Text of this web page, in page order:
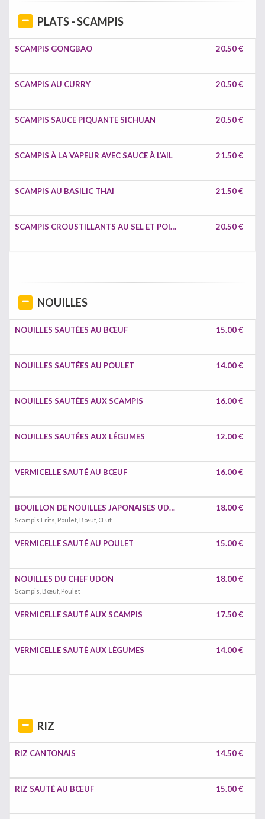
PLATS - SCAMPIS
SCAMPIS GONGBAO 20.50 €
SCAMPIS AU CURRY 20.50 €
SCAMPIS SAUCE PIQUANTE SICHUAN 20.50 €
SCAMPIS À LA VAPEUR AVEC SAUCE À L’AIL 21.50 €
SCAMPIS AU BASILIC THAÏ 21.50 €
SCAMPIS CROUSTILLANTS AU SEL ET POIVRE 20.50 €
NOUILLES
NOUILLES SAUTÉES AU BŒUF 15.00 €
NOUILLES SAUTÉES AU POULET 14.00 €
NOUILLES SAUTÉES AUX SCAMPIS 16.00 €
NOUILLES SAUTÉES AUX LÉGUMES 12.00 €
VERMICELLE SAUTÉ AU BŒUF 16.00 €
BOUILLON DE NOUILLES JAPONAISES UDON
Scampis Frits, Poulet, Bœuf, Œuf
18.00 €
VERMICELLE SAUTÉ AU POULET 15.00 €
NOUILLES DU CHEF UDON
Scampis, Bœuf, Poulet
18.00 €
VERMICELLE SAUTÉ AUX SCAMPIS 17.50 €
VERMICELLE SAUTÉ AUX LÉGUMES 14.00 €
RIZ
RIZ CANTONAIS 14.50 €
RIZ SAUTÉ AU BŒUF 15.00 €